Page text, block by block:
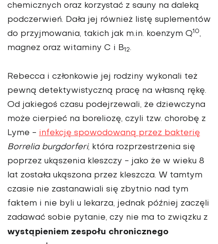
chemicznych oraz korzystać z sauny na daleką
podczerwień. Dała jej również listę suplementów
do przyjmowania, takich jak m.in. koenzym Q10,
magnez oraz witaminy C i B12.
Rebecca i członkowie jej rodziny wykonali też
pewną detektywistyczną pracę na własną rękę.
Od jakiegoś czasu podejrzewali, że dziewczyna
może cierpieć na boreliozę, czyli tzw. chorobę z
Lyme - infekcję spowodowaną przez bakterię
Borrelia burgdorferi, która rozprzestrzenia się
poprzez ukąszenia kleszczy - jako że w wieku 8
lat została ukąszona przez kleszcza. W tamtym
czasie nie zastanawiali się zbytnio nad tym
faktem i nie byli u lekarza, jednak później zaczęli
zadawać sobie pytanie, czy nie ma to związku z
wystąpieniem zespołu chronicznego